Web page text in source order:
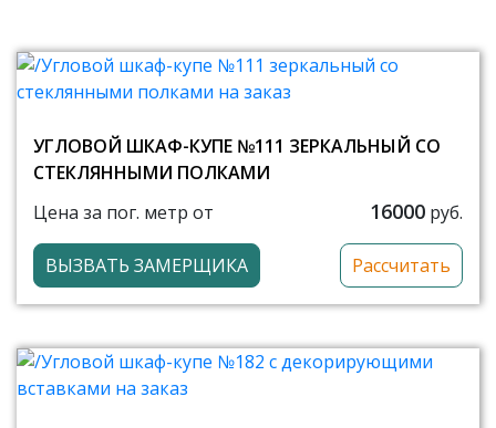
УГЛОВОЙ ШКАФ-КУПЕ №111 ЗЕРКАЛЬНЫЙ СО
СТЕКЛЯННЫМИ ПОЛКАМИ
Цена за пог. метр от
16000 руб.
ВЫЗВАТЬ ЗАМЕРЩИКА Рассчитать